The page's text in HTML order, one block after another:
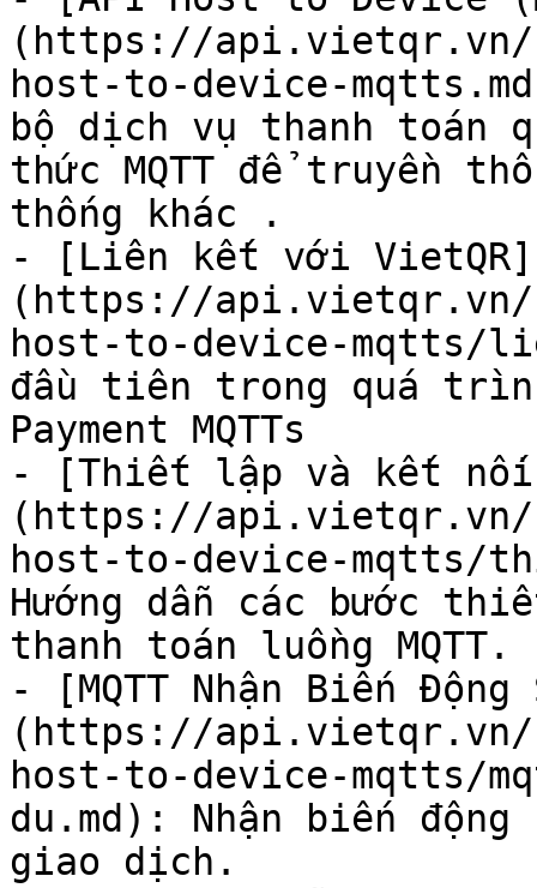
(https://api.vietqr.vn/
host-to-device-
bộ dịch vụ thanh toán
thức MQTT để truyền
thống khác .
- [Liên kết với VietQR]
(https://api.vietqr.vn/
host-to-device-mqtts/
đầu tiên trong quá
Payment MQTTs
- [Thiết lập và kết
(https://api.vietqr.vn/
host-to-device-mqtts/
Hướng dẫn các bước
thanh toán luồng MQTT.
- [MQTT Nhận Biến Động
(https://api.vietqr.vn/
host-to-device-mqtts/
du.md): Nhận biến
giao dịch.